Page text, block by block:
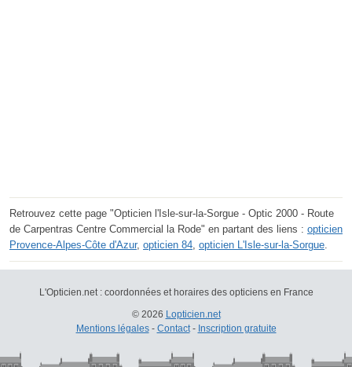
Retrouvez cette page "Opticien l'Isle-sur-la-Sorgue - Optic 2000 - Route
de Carpentras Centre Commercial la Rode" en partant des liens : opticien
Provence-Alpes-Côte d'Azur, opticien 84, opticien L'Isle-sur-la-Sorgue.
L'Opticien.net : coordonnées et horaires des opticiens en France
© 2026 Lopticien.net
Mentions légales- Contact- Inscription gratuite